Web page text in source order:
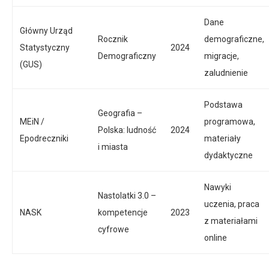
Główny Urząd
Statystyczny
(GUS)
Rocznik
Demograficzny
2024
Dane
demograficzne,
migracje,
zaludnienie
MEiN /
Epodreczniki
Geografia –
Polska: ludność
i miasta
2024
Podstawa
programowa,
materiały
dydaktyczne
NASK
Nastolatki 3.0 –
kompetencje
cyfrowe
2023
Nawyki
uczenia, praca
z materiałami
online